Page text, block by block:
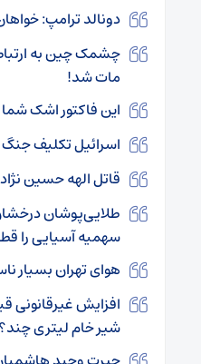
دونالد ترامپ:
چشمک چین به
مات شد!
این فاکتور اشک شما
اسرائیل تکلیف
قاتل الهه حسین
طلایی‌پوشان
سهمیه آسیایی را
هوای تهران بسیار
افزایش غیرقانونی
شیر خام لیتری چند؟